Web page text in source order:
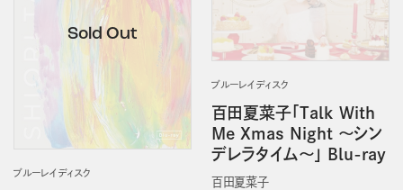
ブルーレイディスク
ブルーレイディスク
百田夏菜子「Talk With
Me Xmas Night ～シン
デレラタイム～」 Blu-ray
百田夏菜子